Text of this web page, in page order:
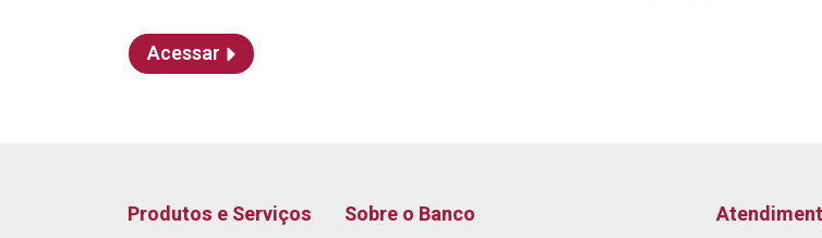
Acessar
Produtos e Serviços
Sobre o Banco